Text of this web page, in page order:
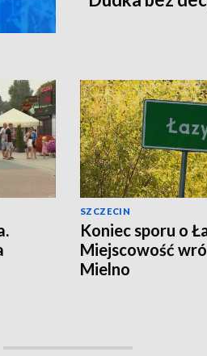
SZCZECIN
Koniec sporu o
Miejscowość
Mielno